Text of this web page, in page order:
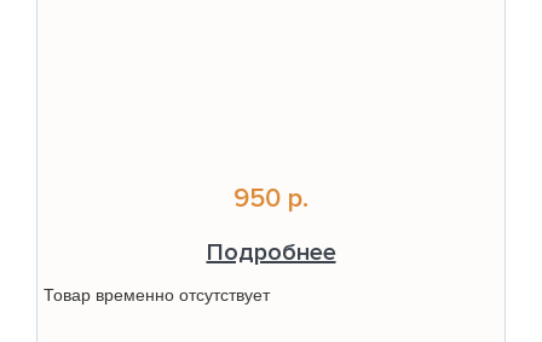
950 р.
Подробнее
Товар временно отсутствует